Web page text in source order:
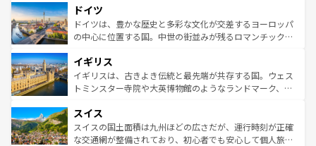
せる。地方によって風土や気候が異なるスペインはその個
性で訪れる人を魅了する。 なお、新着のスペイン情報は コ
ンテンツ一覧を参照してほしい。
で、幅広い魅力が詰まっている。華麗な宮殿、歴史的な大
聖堂、美しいビーチ、そして豊かな自然が、訪れる者を心
から魅了する。また、フランスは美食の国としても知ら
いる。シャンパンの発祥地であるランス、プロヴァンスの
香り高いラベンダー畑など、多彩な楽しみ方が可能だ。さ
らに、パリ以外の地域にも魅力が溢れており、どの街角に
れる地方に足を運ぶとそれぞれで全く異なる文化を体験で
きるだろう。 なお、新着のフランス情報はコンテンツ一覧
を参照してほしい。
ドイツ
ドイツは、豊かな歴史と多彩な文化が交差するヨーロッパ
の中心に位置する国。中世の街並みが残るロマンチック街
顔を持つこの国は、どこを歩いても飽きることがない。ベ
ルリンの文化的活気、バイエルン州のアルプスの絶景、そ
してライン川沿いのワイン畑といった風景は必見。ビール
は、お酒好きな人にはぜひ体験してほしい。 なお、新着の
ドイツ情報はコンテンツ一覧を参照してほしい。
イギリス
イギリスは、古きよき伝統と最先端が共存する国。ウェス
トミンスター寺院や大英博物館のようなランドマーク、歴
リアごとに異なる魅力がある。また、優雅なアフタヌーン
ティー、ビール好きにはたまらない英国パブ、サッカー観
戦など、本場だからこそできる体験も豊富。イギリスを旅
スイス
スイスの国土面積は九州ほどの広さだが、運行時刻が正確
な交通網が整備されており、初心者でも安心して個人旅行